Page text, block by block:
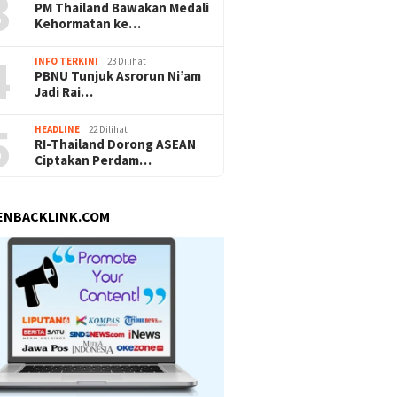
PM Thailand Bawakan Medali
Kehormatan ke…
INFO TERKINI 23 Dilihat
PBNU Tunjuk Asrorun Ni’am
Jadi Rai…
HEADLINE 22 Dilihat
RI-Thailand Dorong ASEAN
Ciptakan Perdam…